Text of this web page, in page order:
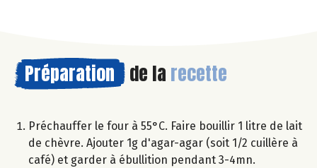
Préparation de la recette
Préchauffer le four à 55°C. Faire bouillir 1 litre de lait
de chèvre. Ajouter 1g d'agar-agar (soit 1/2 cuillère à
café) et garder à ébullition pendant 3-4mn.